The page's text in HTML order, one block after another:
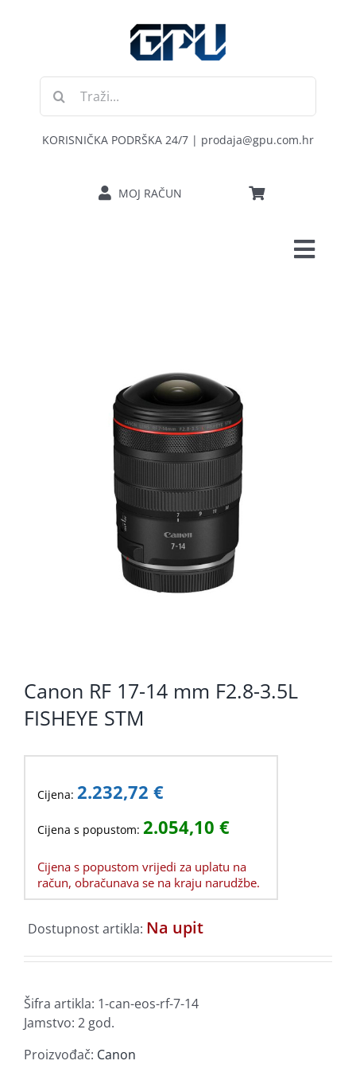
Traži...
KORISNIČKA PODRŠKA 24/7 | prodaja@gpu.com.hr
MOJ RAČUN
KABELI I KONEKTORI
MREŽNA OPREMA
POTROŠAČKA ELEKTRONIKA
Canon RF 17-14 mm F2.8-3.5L
FISHEYE STM
Cijena: 2.232,72 €
Cijena s popustom: 2.054,10 €
Cijena s popustom vrijedi za uplatu na
račun, obračunava se na kraju narudžbe.
Dostupnost artikla: Na upit
Šifra artikla: 1-can-eos-rf-7-14
Jamstvo: 2 god.
Proizvođač: Canon